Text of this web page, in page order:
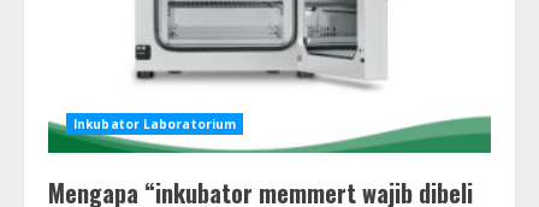
Inkubator Laboratorium
Mengapa “inkubator memmert wajib dibeli